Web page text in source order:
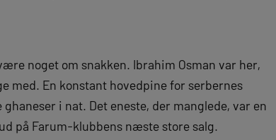
noget om snakken. Ibrahim Osman var her,
med. En konstant hovedpine for serbernes
i nat. Det eneste, der manglede, var en
på Farum-klubbens næste store salg.